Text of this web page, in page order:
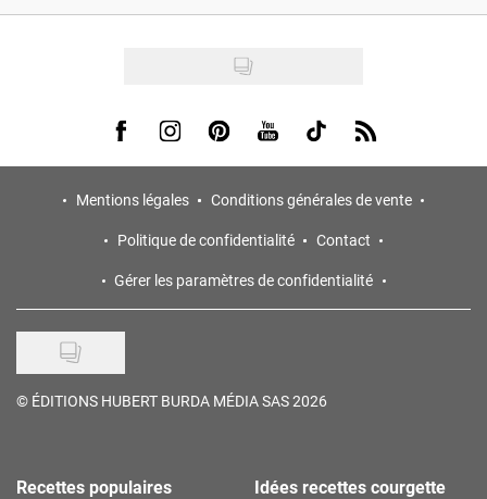
Visit us on Facebook
Visit us on Instagram
Visit us on Pinterest
Visit us on Youtube
Visit us on Tiktok
Visit us on Rss
Mentions légales
Conditions générales de vente
Politique de confidentialité
Contact
Gérer les paramètres de confidentialité
© ÉDITIONS HUBERT BURDA MÉDIA SAS 2026
Recettes populaires Idées recettes courgette